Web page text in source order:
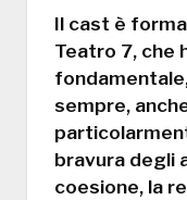
Il cast è
Teatro 7, che
sempre,
bravura degli
coesione, la